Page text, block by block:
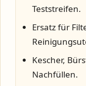
Teststreifen.
Ersatz für
Kescher,
Nachfüllen.